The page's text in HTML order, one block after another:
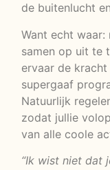
de buitenlucht
Want echt waar:
samen op uit te
ervaar de
supergaaf
Natuurlijk
zodat jullie
van alle coole
“Ik wist niet dat